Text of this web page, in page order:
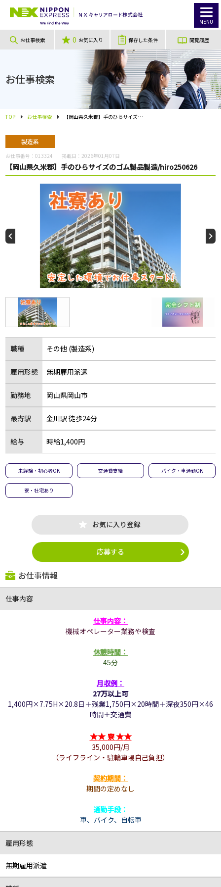
MENU
お仕事検索 0 お気に入り 保存した条件 閲覧履歴
お仕事検索
TOP お仕事検索 【岡山県久米郡】手のひらサイズのゴム製品製造/hiro250626
製造系
お仕事番号：013324 掲載日： 2026年01月07日
【岡山県久米郡】手のひらサイズのゴム製品製造/hiro250626
職種 その他 (製造系)
雇用形態 無期雇用派遣
勤務地 岡山県岡山市
最寄駅 金川駅 徒歩24分
給与 時給1,400円
未経験・初心者OK 交通費支給 バイク・車通勤OK
寮・社宅あり
お気に入り登録
応募する
お仕事情報
仕事内容
仕事内容：
機械オペレーター業務や検査
休憩時間：
45分
月収例：
27万以上可
1,400円×7.75H×20.8日＋残業1,750円×20時間＋深夜350円×46
時間＋交通費
★★ 寮★★
35,000円/月
（ライフライン・駐輪車場自己負担）
契約期間 ：
期間の定めなし
通勤手段：
車、バイク、自転車
雇用形態
無期雇用派遣